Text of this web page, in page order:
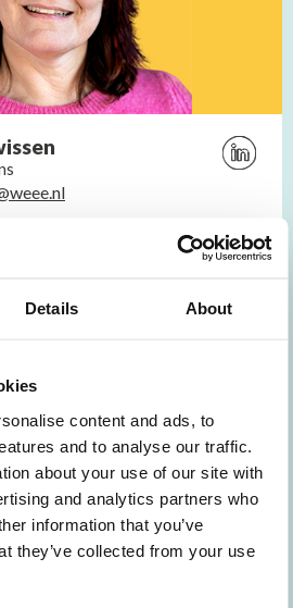
Details About
content and ads, to
and to analyse our traffic.
about your use of our site with
and analytics partners who
information that you’ve
they’ve collected from your use
Bezoek
Linkedin
Herriëtte
werken, schrok ik van de hoeveelheid
werken bij een bedrijf dat bijdraagt